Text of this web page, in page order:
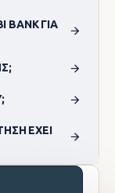
ΓΙΑ
ΈΧΕΙ